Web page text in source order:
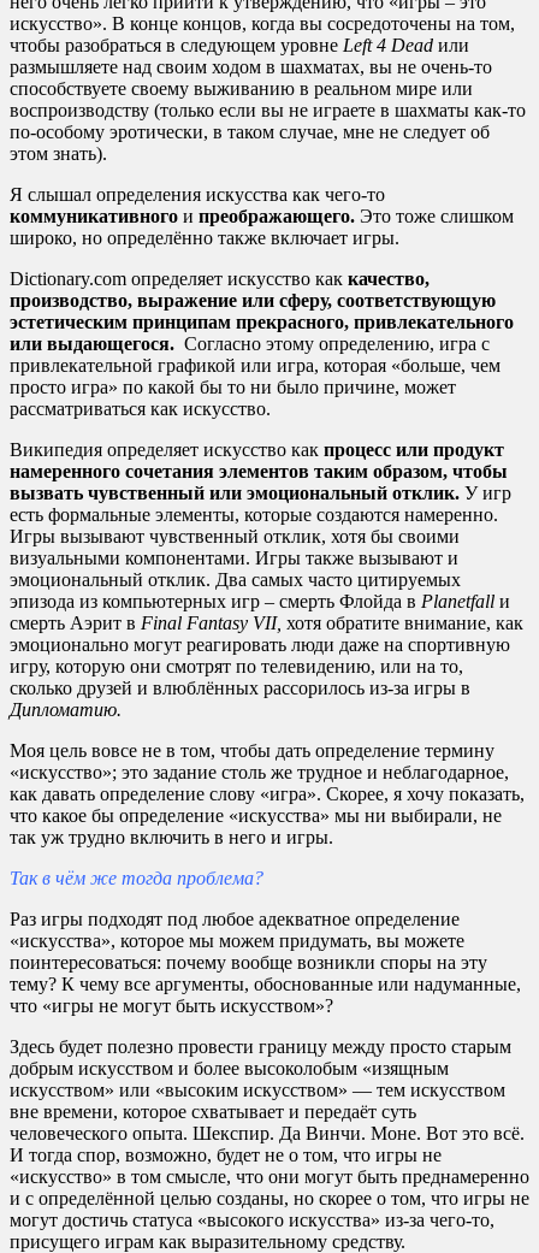
искусство». В конце концов, когда вы сосредоточены на том,
чтобы разобраться в следующем уровне Left 4 Dead или
размышляете над своим ходом в шахматах, вы не очень-то
способствуете своему выживанию в реальном мире или
воспроизводству (только если вы не играете в шахматы как-то
по-особому эротически, в таком случае, мне не следует об
этом знать).
Я слышал определения искусства как чего-то
коммуникативного и преображающего. Это тоже слишком
широко, но определённо также включает игры.
Dictionary.com определяет искусство как качество,
производство, выражение или сферу, соответствующую
эстетическим принципам прекрасного, привлекательного
или выдающегося. Согласно этому определению, игра с
привлекательной графикой или игра, которая «больше, чем
просто игра» по какой бы то ни было причине, может
рассматриваться как искусство.
Википедия определяет искусство как процесс или продукт
намеренного сочетания элементов таким образом, чтобы
вызвать чувственный или эмоциональный отклик. У игр
есть формальные элементы, которые создаются намеренно.
Игры вызывают чувственный отклик, хотя бы своими
визуальными компонентами. Игры также вызывают и
эмоциональный отклик. Два самых часто цитируемых
эпизода из компьютерных игр – смерть Флойда в Planetfall и
смерть Аэрит в Final Fantasy VII, хотя обратите внимание, как
эмоционально могут реагировать люди даже на спортивную
игру, которую они смотрят по телевидению, или на то,
сколько друзей и влюблённых рассорилось из-за игры в
Дипломатию.
Моя цель вовсе не в том, чтобы дать определение термину
«искусство»; это задание столь же трудное и неблагодарное,
как давать определение слову «игра». Скорее, я хочу показать,
что какое бы определение «искусства» мы ни выбирали, не
так уж трудно включить в него и игры.
Так в чём же тогда проблема?
Раз игры подходят под любое адекватное определение
«искусства», которое мы можем придумать, вы можете
поинтересоваться: почему вообще возникли споры на эту
тему? К чему все аргументы, обоснованные или надуманные,
что «игры не могут быть искусством»?
Здесь будет полезно провести границу между просто старым
добрым искусством и более высоколобым «изящным
искусством» или «высоким искусством» — тем искусством
вне времени, которое схватывает и передаёт суть
человеческого опыта. Шекспир. Да Винчи. Моне. Вот это всё.
И тогда спор, возможно, будет не о том, что игры не
«искусство» в том смысле, что они могут быть преднамеренно
и с определённой целью созданы, но скорее о том, что игры не
могут достичь статуса «высокого искусства» из-за чего-то,
присущего играм как выразительному средству.